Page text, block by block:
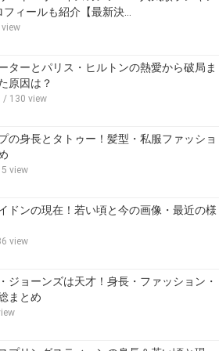
ィールも紹介【最新決…
ターとパリス・ヒルトンの熱愛から破局ま
原因は？
/ 130 view
の身長とタトゥー！髪型・私服ファッショ
view
ドンの現在！若い頃と今の画像・最近の様
view
ジョーンズは天才！身長・ファッション・
まとめ